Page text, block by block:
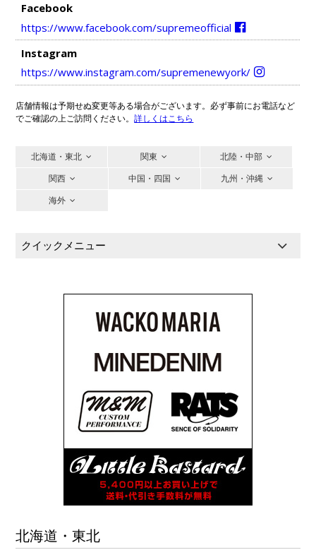
Facebook
https://www.facebook.com/supremeofficial
Instagram
https://www.instagram.com/supremenewyork/
店舗情報は予期せぬ変更等ある場合がございます。必ず事前にお電話など
でご確認の上ご訪問ください。詳しくはこちら
北海道・東北 関東
北陸・中部
関西
中国・四国
九州・沖縄
海外
クイックメニュー
北海道・東北